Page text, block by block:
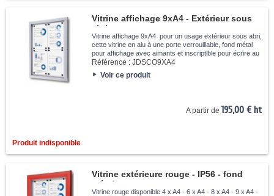
Vitrine affichage 9xA4 - Extérieur sous
abris
Vitrine affichage 9xA4 pour un usage extérieur sous abri,
cette vitrine en alu à une porte verrouillable, fond métal
pour affichage avec aimants et inscriptible pour écrire au
marqueur.
Référence : JDSCO9XA4
Voir ce produit
A partir de 195,00 € ht
Produit indisponible
Vitrine extérieure rouge - IP56 - fond
métal
Vitrine rouge disponible 4 x A4 - 6 x A4 - 8 x A4 - 9 x A4 -